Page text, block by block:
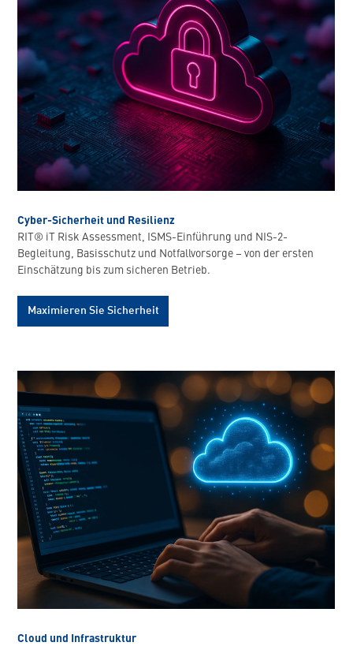
Cyber-Sicherheit und Resilienz
RIT® iT Risk Assessment, ISMS-Einführung und NIS-2-
Begleitung, Basisschutz und Notfallvorsorge – von der ersten
Einschätzung bis zum sicheren Betrieb.
Maximieren Sie Sicherheit
Cloud und Infrastruktur